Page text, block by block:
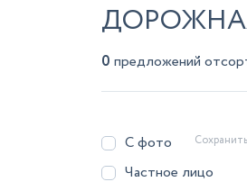
0 предложений
С фото
Частное лицо